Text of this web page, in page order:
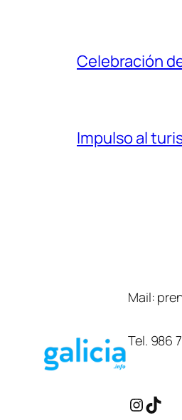
Celebración
Impulso al
Mail:
Tel. 986
TikTok